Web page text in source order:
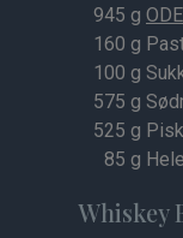
945 g
160 g
100 g
575 g
525 g
85 g
Whiskey